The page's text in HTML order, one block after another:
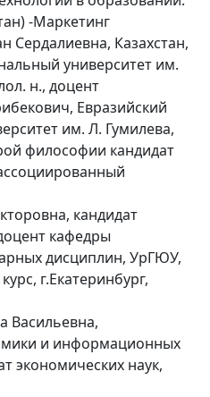
-Маркетинг
Сердалиевна, Казахстан,
университет им.
н., доцент
Евразийский
им. Л. Гумилева,
философии кандидат
кандидат
кафедры
дисциплин, УрГЮУ,
г.Екатеринбург,
Васильевна,
и информационных
экономических наук,